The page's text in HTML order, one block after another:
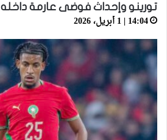
تورينو وإحداث فوضى عارمة داخله
14:04 | 1 أبريل، 2026